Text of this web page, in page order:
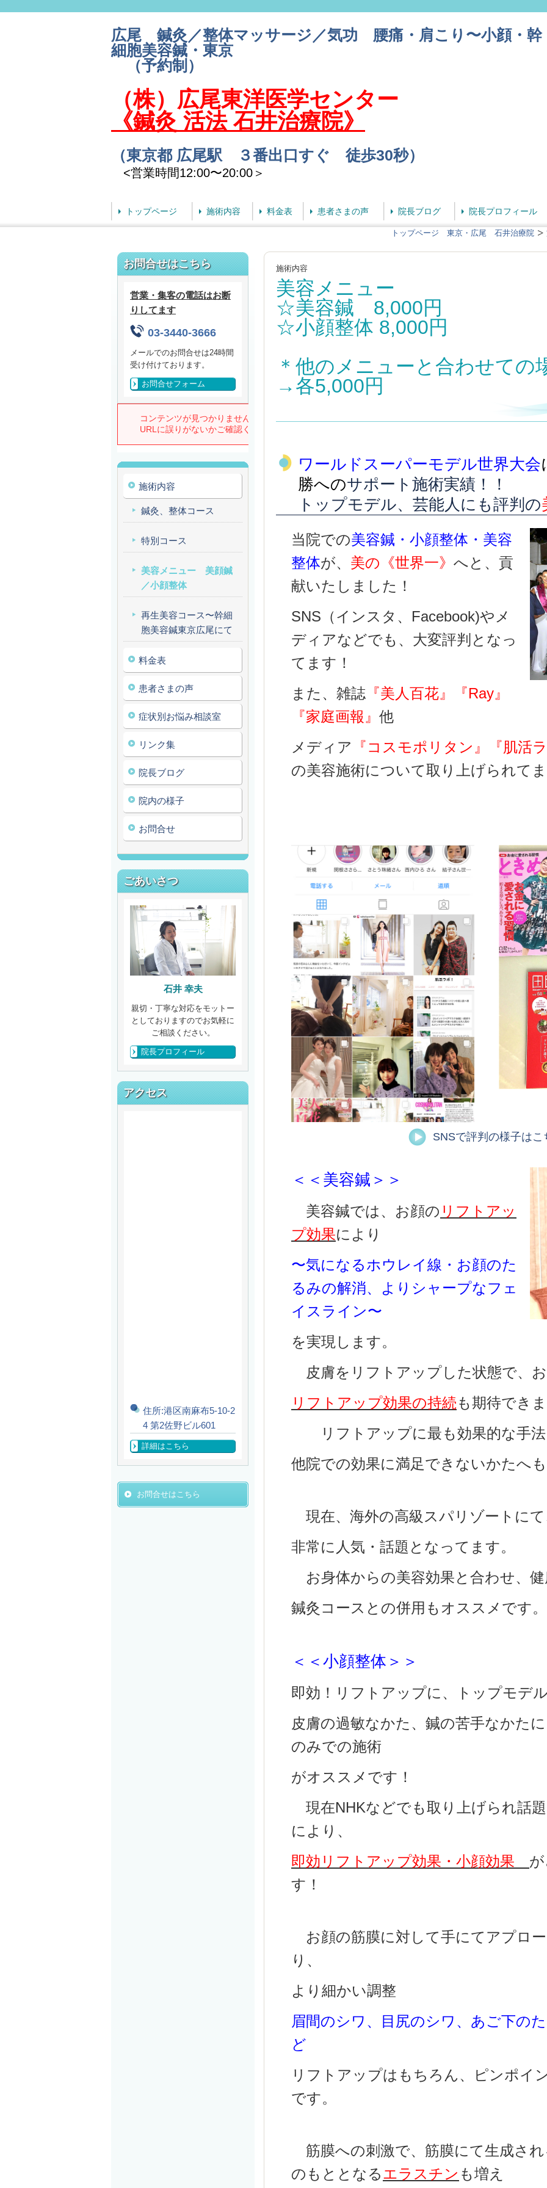
広尾 鍼灸／整体マッサージ／気功 腰痛・肩こり〜小顔・幹
細胞美容鍼・東京
（予約制）
（株）広尾東洋医学センター
《鍼灸 活法 石井治療院》
（東京都 広尾駅 ３番出口すぐ 徒歩30秒）
<営業時間12:00〜20:00＞
トップページ 施術内容 料金表 患者さまの声 院長ブログ 院長プロフィール
トップページ 東京・広尾 石井治療院
施術内容
美容メニュー
☆美容鍼 8,000円
☆小顔整体 8,000円
＊他のメニューと合わせての
→各5,000円
ワールドスーパーモデル世界大会
勝へのサポート施術実績！！
トップモデル、芸能人にも評判の
当院での美容鍼・小顔整体・美容
整体が、 美の《世界一》 へと、貢
献いたしました！
SNS（インスタ、Facebook)やメ
ディアなどでも、大変評判となっ
てます！
また、雑誌 『美人百花』『Ray』
『家庭画報』 他
メディア
『コスモポリタン』『肌活
の美容施術について取り上げられて
SNSで評判の様子はこ
＜＜美容鍼＞＞
美容鍼では、お顔の リフトアッ
プ効果により
〜気になるホウレイ線・お顔のた
るみの解消、よりシャープなフェ
イスライン〜
を実現します。
皮膚をリフトアップした状態で、
リフトアップ効果の持続も期待でき
リフトアップに最も効果的な手法
他院での効果に満足できないかたへ
現在、海外の高級スパリゾートに
非常に人気・話題となってます。
お身体からの美容効果と合わせ、
鍼灸コースとの併用もオススメです。
＜＜小顔整体＞＞
即効！リフトアップに、トップモデ
皮膚の過敏なかた、鍼の苦手なかた
のみでの施術
がオススメです！
現在NHKなどでも取り上げられ話
により、
即効リフトアップ効果・小顔効果
す！
お顔の筋膜に対して手にてアプロ
り、
より細かい調整
眉間のシワ、目尻のシワ、あご下の
ど
リフトアップはもちろん、ピンポイ
です。
筋膜への刺激で、筋膜にて生成さ
のもととなるエラスチン も増え
お問合せはこちら
営業・集客の電話はお断
りしてます
03-3440-3666
メールでのお問合せは24時間
受け付けております。
お問合せフォーム
施術内容
鍼灸、整体コース
特別コース
美容メニュー 美顔鍼
／小顔整体
再生美容コース〜幹細
胞美容鍼東京広尾にて
料金表
患者さまの声
症状別お悩み相談室
リンク集
院長ブログ
院内の様子
お問合せ
ごあいさつ
石井 幸夫
親切・丁寧な対応をモットー
としておりますのでお気軽に
ご相談ください。
院長プロフィール
アクセス
住所:港区南麻布5-10-2
4 第2佐野ビル601
詳細はこちら
お問合せはこちら